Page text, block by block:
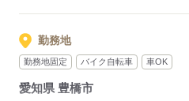
勤務地
勤務地固定 バイク自転車 車OK
愛知県 豊橋市